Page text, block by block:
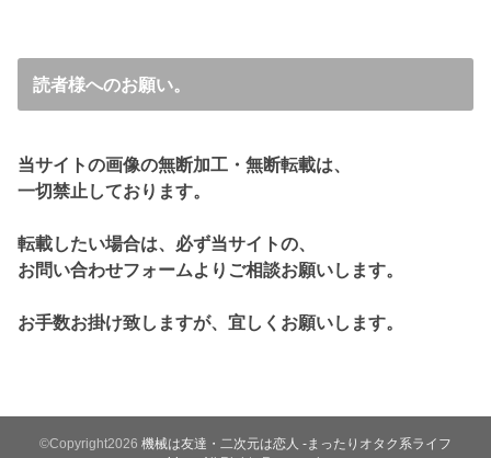
読者様へのお願い。
当サイトの画像の無断加工・無断転載は、
一切禁止しております。
転載したい場合は、必ず当サイトの、
お問い合わせフォームよりご相談お願いします。
お手数お掛け致しますが、宜しくお願いします。
©Copyright2026 機械は友達・二次元は恋人 -まったりオタク系ライフ